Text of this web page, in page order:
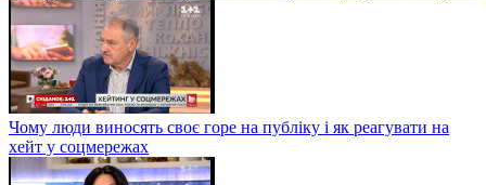
Чому люди виносять своє горе на публіку і як реагувати на
хейт у соцмережах